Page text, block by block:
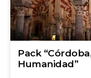
Pack
Humanidad”